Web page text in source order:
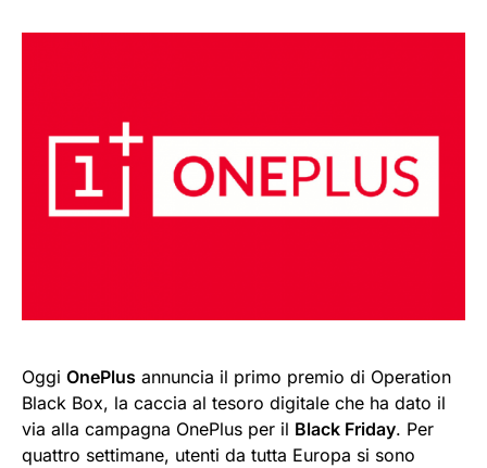
Oggi OnePlus annuncia il primo premio di Operation
Black Box, la caccia al tesoro digitale che ha dato il
via alla campagna OnePlus per il Black Friday. Per
quattro settimane, utenti da tutta Europa si sono